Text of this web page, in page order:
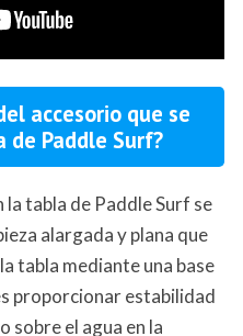
accesorio que se
Paddle Surf?
la tabla de Paddle Surf se
alargada y plana que
tabla mediante una base
proporcionar estabilidad
sobre el agua en la